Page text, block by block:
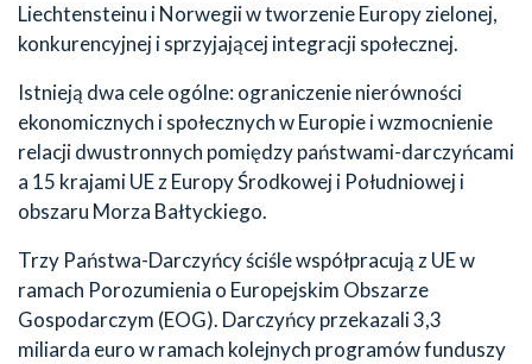
Liechtensteinu i Norwegii w tworzenie Europy zielonej,
konkurencyjnej i sprzyjającej integracji społecznej.
Istnieją dwa cele ogólne: ograniczenie nierówności
ekonomicznych i społecznych w Europie i wzmocnienie
relacji dwustronnych pomiędzy państwami-darczyńcami
a 15 krajami UE z Europy Środkowej i Południowej i
obszaru Morza Bałtyckiego.
Trzy Państwa-Darczyńcy ściśle współpracują z UE w
ramach Porozumienia o Europejskim Obszarze
Gospodarczym (EOG). Darczyńcy przekazali 3,3
miliarda euro w ramach kolejnych programów funduszy